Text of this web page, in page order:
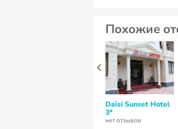
Похожие
Daisi Sunset Hotel
3*
нет отзывов